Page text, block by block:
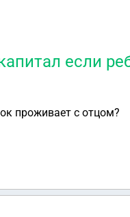
если
проживает с отцом?